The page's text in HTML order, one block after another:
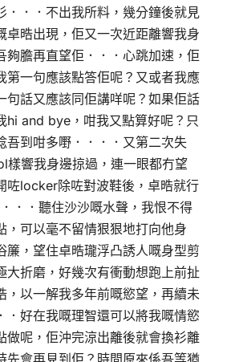
．．．不出我所料，幾分鐘後就見
卓晧出現，佢又一次近距離響我身
夠膽再直望佢．．．心跳加速，佢
第一句應該點答佢呢？又或者我應
句話又應該同佢講咩呢？如果佢話
hi and bye，咁我又點算好呢？只
吾到咁多嘢．．．．又第二次失
樣響我身邊掠過，連一眼都冇望
咗locker除咗對波鞋後，卓晧就行
．．聽住沙沙嘅水聲，我恨不得
，可以毫不留情狠狠地打向他身
簾，望住卓晧瓏浮凸誘人嘅身型剪
大折磨，好幾次有衝動想跑上前扯
，以一解我多年前嘅慾望，再續未
．好在我嘅理智還可以將我嘅情慾
做呢，佢沖完涼出離後就會換衫離